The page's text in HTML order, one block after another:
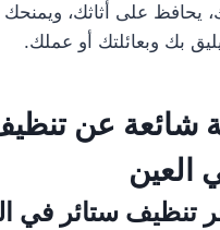
يحافظ على أثاثك، ويمنحك
بك وبعائلتك أو عملك.
شائعة عن
العين
تنظيف ستائر في